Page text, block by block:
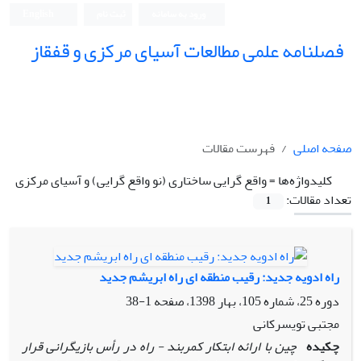
فصلنامه علمی مطالعات آسیای مرکزی و قفقاز
صفحه اصلی
فهرست مقالات
کلیدواژه‌ها =واقع ‏گرایی ساختاری (نو واقع‏ گرایی) و آسیای مرکزی
تعداد مقالات:
1
راه ادویه جدید: رقیب منطقه‏ ای راه ابریشم جدید
دوره 25، شماره 105، بهار 1398، صفحه
1-38
مجتبی تویسرکانی
چکیده چین با ارائه ابتکار کمربند - راه در رأس بازیگرانی قرار